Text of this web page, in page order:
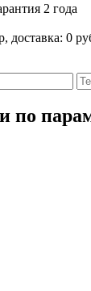
2 года
доставка: 0
по